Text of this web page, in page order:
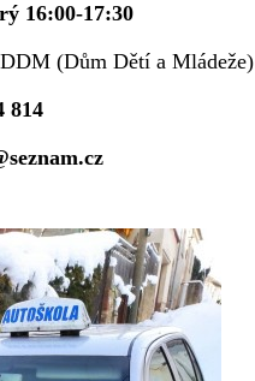
16:00-17:30
(Dům Dětí a Mládeže)
814